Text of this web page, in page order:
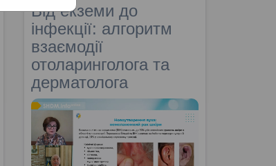
Від екземи до
інфекції: алгоритм
взаємодії
отоларинголога та
дерматолога